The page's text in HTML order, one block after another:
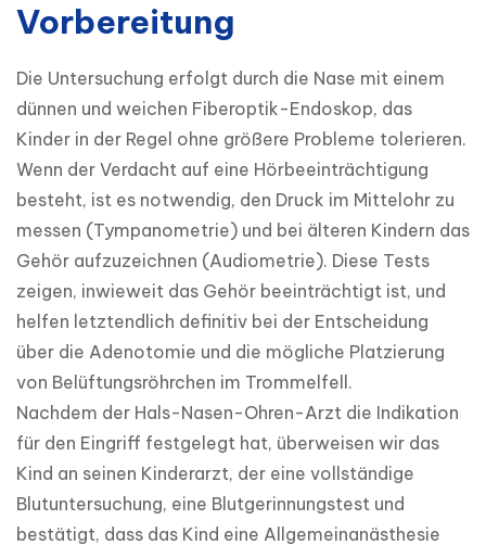
Vorbereitung
Die Untersuchung erfolgt durch die Nase mit einem
dünnen und weichen Fiberoptik-Endoskop, das
Kinder in der Regel ohne größere Probleme tolerieren.
Wenn der Verdacht auf eine Hörbeeinträchtigung
besteht, ist es notwendig, den Druck im Mittelohr zu
messen (Tympanometrie) und bei älteren Kindern das
Gehör aufzuzeichnen (Audiometrie). Diese Tests
zeigen, inwieweit das Gehör beeinträchtigt ist, und
helfen letztendlich definitiv bei der Entscheidung
über die Adenotomie und die mögliche Platzierung
von Belüftungsröhrchen im Trommelfell.
Nachdem der Hals-Nasen-Ohren-Arzt die Indikation
für den Eingriff festgelegt hat, überweisen wir das
Kind an seinen Kinderarzt, der eine vollständige
Blutuntersuchung, eine Blutgerinnungstest und
bestätigt, dass das Kind eine Allgemeinanästhesie